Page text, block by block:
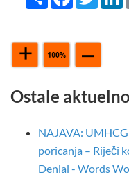
Ostale
NAJAVA:
poricanja – Riječi
Denial - Words